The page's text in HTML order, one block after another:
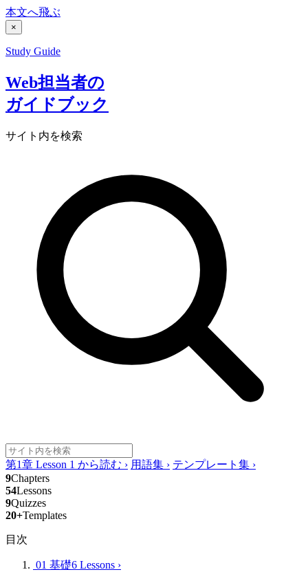
本文へ飛ぶ
×
Study Guide
Web担当者の
ガイドブック
サイト内を検索
第1章 Lesson 1 から読む › 用語集 › テンプレート集 ›
9Chapters
54Lessons
9Quizzes
20+Templates
目次
01 基礎6 Lessons ›